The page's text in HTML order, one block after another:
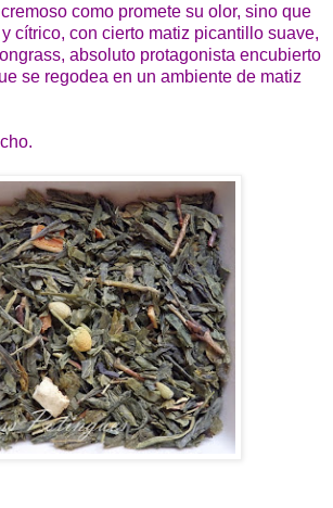
como promete su olor, sino que
cítrico, con cierto matiz picantillo suave,
absoluto protagonista encubierto
se regodea en un ambiente de matiz